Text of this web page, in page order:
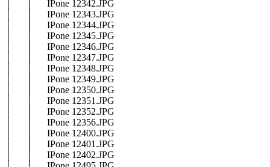
│ │ IPone 12342.JPG
│ │ IPone 12343.JPG
│ │ IPone 12344.JPG
│ │ IPone 12345.JPG
│ │ IPone 12346.JPG
│ │ IPone 12347.JPG
│ │ IPone 12348.JPG
│ │ IPone 12349.JPG
│ │ IPone 12350.JPG
│ │ IPone 12351.JPG
│ │ IPone 12352.JPG
│ │ IPone 12356.JPG
│ │ IPone 12400.JPG
│ │ IPone 12401.JPG
│ │ IPone 12402.JPG